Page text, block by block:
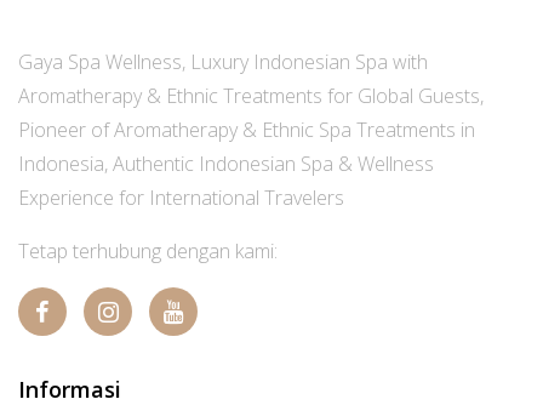
Gaya Spa Wellness, Luxury Indonesian Spa with
Aromatherapy & Ethnic Treatments for Global Guests,
Pioneer of Aromatherapy & Ethnic Spa Treatments in
Indonesia, Authentic Indonesian Spa & Wellness
Experience for International Travelers
Tetap terhubung dengan kami:
Informasi